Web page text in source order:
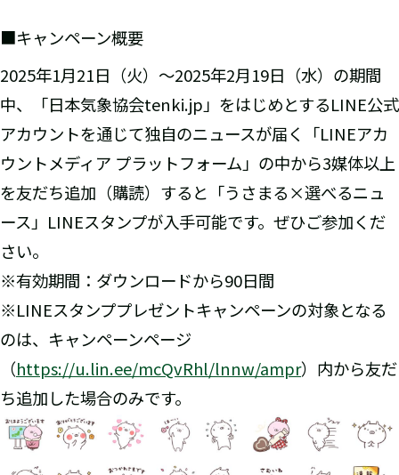
■キャンペーン概要
2025年1月21日（火）〜2025年2月19日（水）の期間
中、「日本気象協会tenki.jp」をはじめとするLINE公式
アカウントを通じて独自のニュースが届く「LINEアカ
ウントメディア プラットフォーム」の中から3媒体以上
を友だち追加（購読）すると「うさまる×選べるニュ
ース」LINEスタンプが入手可能です。ぜひご参加くだ
さい。
※有効期間：ダウンロードから90日間
※LINEスタンププレゼントキャンペーンの対象となる
のは、キャンペーンページ
（https://u.lin.ee/mcQvRhl/lnnw/ampr）内から友だ
ち追加した場合のみです。